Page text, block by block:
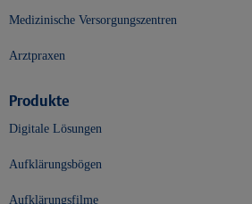
Medizinische Versorgungszentren
Arztpraxen
Produkte
Digitale Lösungen
Aufklärungsbögen
Aufklärungsfilme